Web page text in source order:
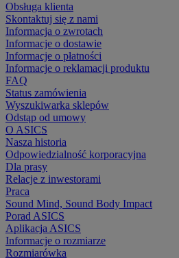
Obsługa klienta
Skontaktuj się z nami
Informacja o zwrotach
Informacje o dostawie
Informacje o płatności
Informacje o reklamacji produktu
FAQ
Status zamówienia
Wyszukiwarka sklepów
Odstąp od umowy
O ASICS
Nasza historia
Odpowiedzialność korporacyjna
Dla prasy
Relacje z inwestorami
Praca
Sound Mind, Sound Body Impact
Porad ASICS
Aplikacja ASICS
Informacje o rozmiarze
Rozmiarówka